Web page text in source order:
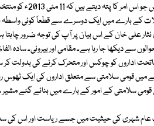
اشارے مل رہے
کے بارے میں ایک دوسرے سے قطعاً کوئی واسطہ
نثار علی خان کے اس بیان پر آپ کی توجہ ضرور
سے دیکھا جا رہا ہے۔ مقامی اور بیرونی۔
اداروں کو چوکس اور متحرک کرنے کی بدولت
قومی سلامتی سے متعلق اداروں کی ایک
سلامتی کے امور کے بارے میں بنائے گئے مشیر
شہری کی حیثیت میں جسے ریاست اور اس کی